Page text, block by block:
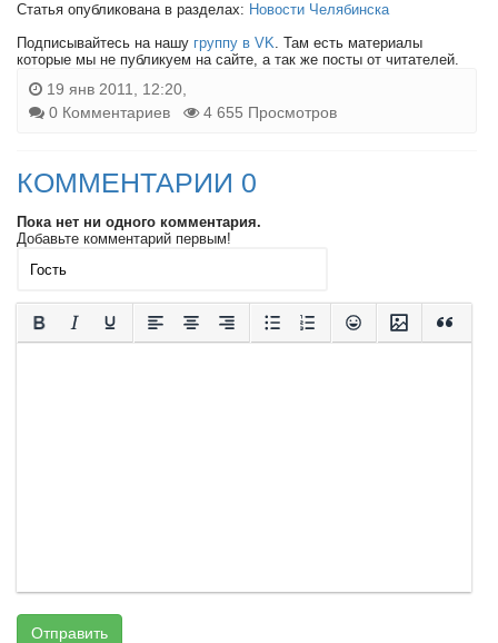
Статья опубликована в разделах: Новости Челябинска
Подписывайтесь на нашу группу в VK. Там есть материалы
которые мы не публикуем на сайте, а так же посты от читателей.
19 янв 2011, 12:20,
0 Комментариев
4 655 Просмотров
КОММЕНТАРИИ 0
Пока нет ни одного комментария.
Добавьте комментарий первым!
Отправить